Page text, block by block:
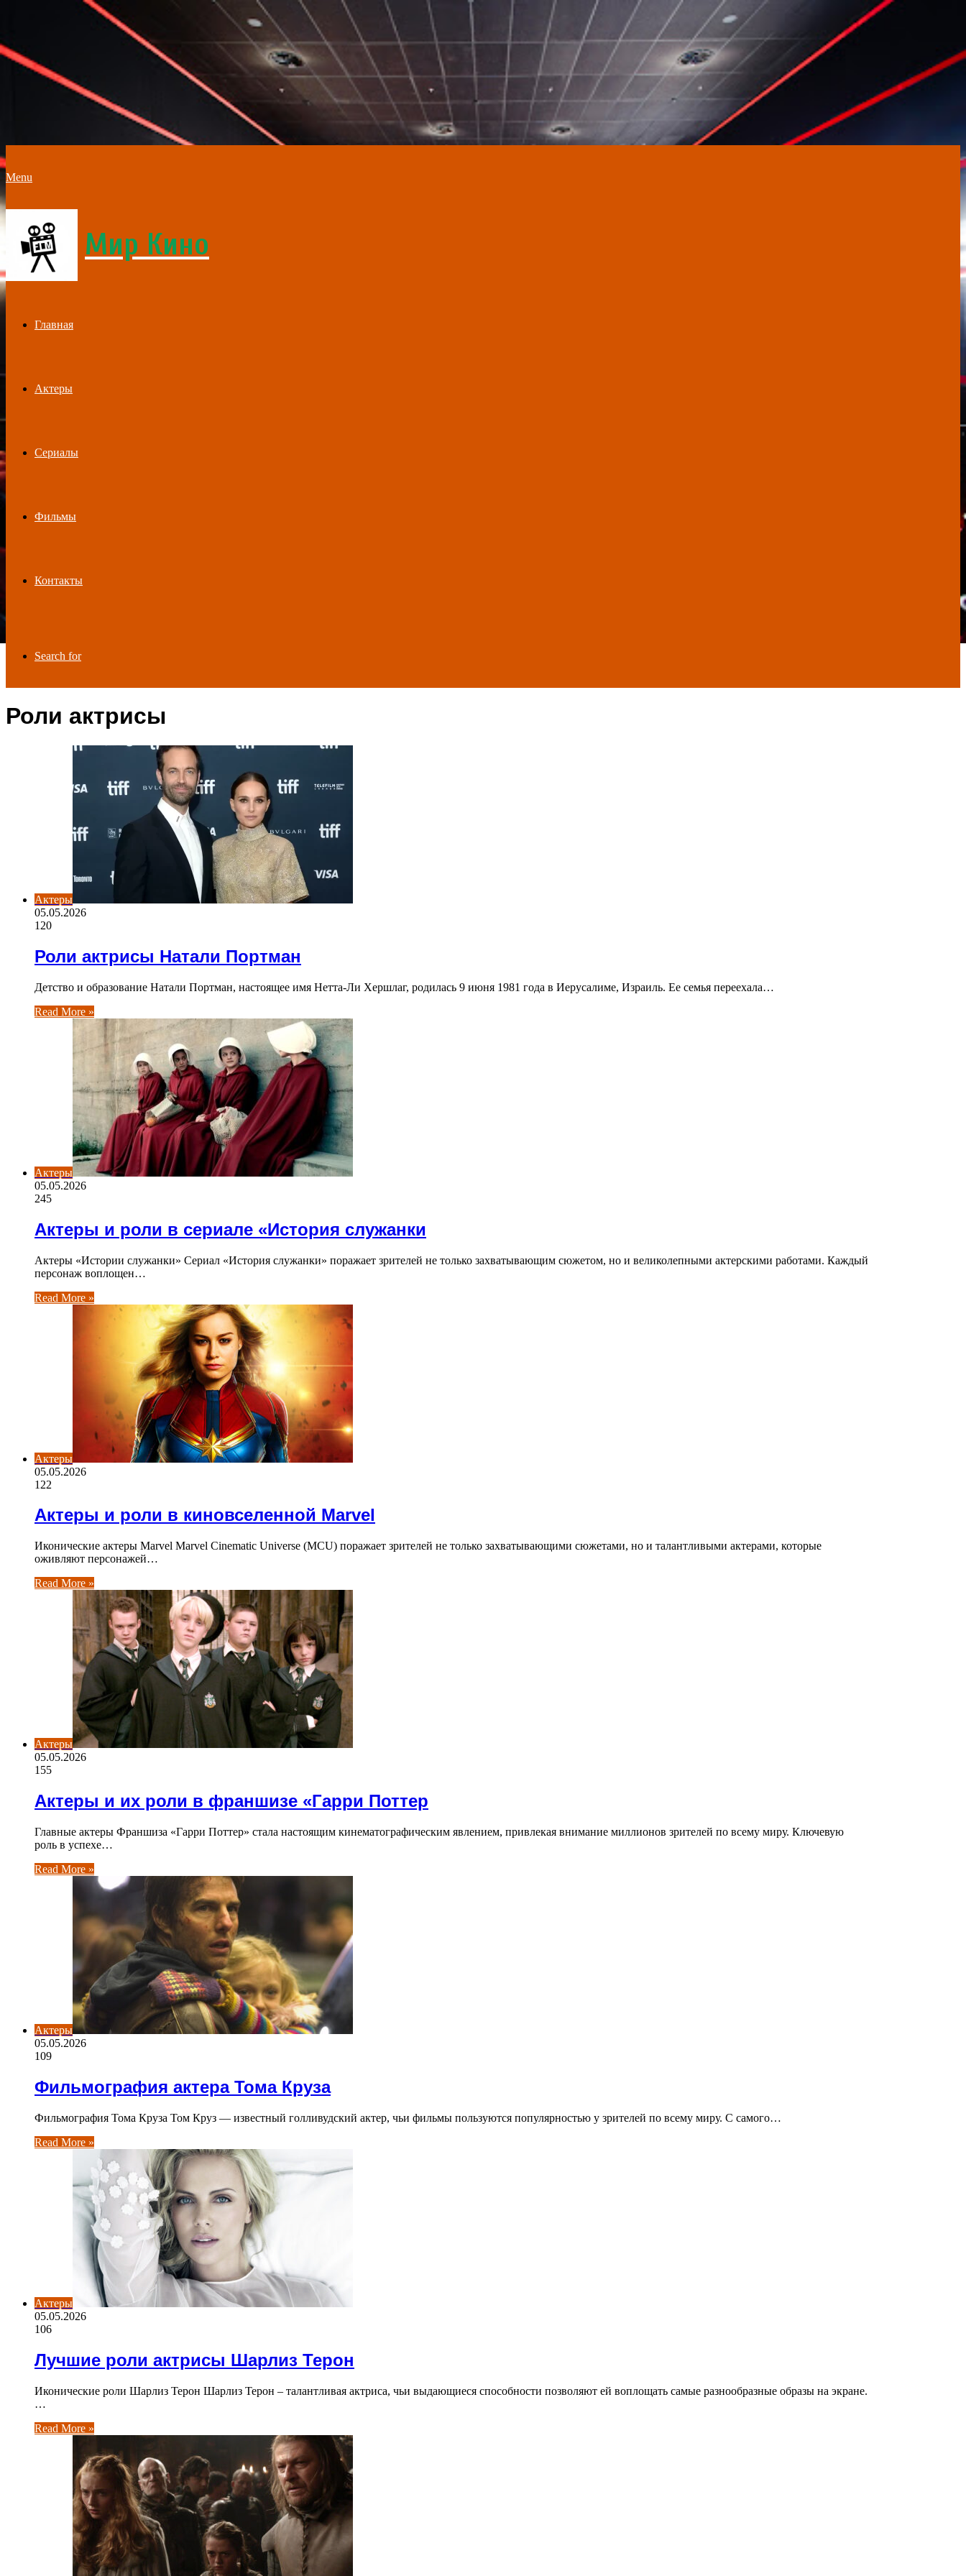
Menu
Мир Кино
Главная
Актеры
Сериалы
Фильмы
Контакты
Search for
Роли актрисы
Актеры
05.05.2026
120
Роли актрисы Натали Портман
Детство и образование Натали Портман, настоящее имя Нетта-Ли Хершлаг, родилась 9 июня 1981 года в Иерусалиме, Израиль. Ее семья переехала…
Read More »
Актеры
05.05.2026
245
Актеры и роли в сериале «История служанки
Актеры «Истории служанки» Сериал «История служанки» поражает зрителей не только захватывающим сюжетом, но и великолепными актерскими работами. Каждый
персонаж воплощен…
Read More »
Актеры
05.05.2026
122
Актеры и роли в киновселенной Marvel
Иконические актеры Marvel Marvel Cinematic Universe (MCU) поражает зрителей не только захватывающими сюжетами, но и талантливыми актерами, которые
оживляют персонажей…
Read More »
Актеры
05.05.2026
155
Актеры и их роли в франшизе «Гарри Поттер
Главные актеры Франшиза «Гарри Поттер» стала настоящим кинематографическим явлением, привлекая внимание миллионов зрителей по всему миру. Ключевую
роль в успехе…
Read More »
Актеры
05.05.2026
109
Фильмография актера Тома Круза
Фильмография Тома Круза Том Круз — известный голливудский актер, чьи фильмы пользуются популярностью у зрителей по всему миру. С самого…
Read More »
Актеры
05.05.2026
106
Лучшие роли актрисы Шарлиз Терон
Иконические роли Шарлиз Терон Шарлиз Терон – талантливая актриса, чьи выдающиеся способности позволяют ей воплощать самые разнообразные образы на экране.
…
Read More »